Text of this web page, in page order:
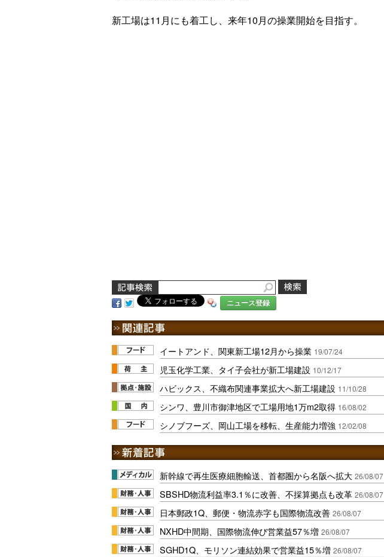
新工場は11月にも着工し、来年10月の操業開始を目指す。
ニュース登録
イートアンド、関東新工場12月から操業 19/07/24
児玉化学工業、タイ子会社が新工場建設 10/12/17
ハビックス、不織布関連事業拡大へ新工場建設 11/10/28
シンワ、豊川市御津地区で工場用地1万m2取得 16/08/02
シノブフーズ、岡山工場を移転、生産能力増強 12/02/08
新幹線で再生医療細胞輸送、首都圏から名阪へ拡大 26/08/07
SBSHD物流利益率3.1％に改善、不採算拠点も改革 26/08/07
日本郵政1Q、郵便・物流赤字も国際物流改善 26/08/07
NXHD中間期、国際物流伸び営業益57％増 26/08/07
SGHD1Q、モリソン連結効果で営業益15％増 26/08/07